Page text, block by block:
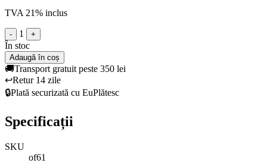
TVA 21% inclus
- 1 +
În stoc
Adaugă în coș
🚚Transport gratuit peste 350 lei
↩️Retur 14 zile
🔒Plată securizată cu EuPlătesc
Specificații
SKU
of61